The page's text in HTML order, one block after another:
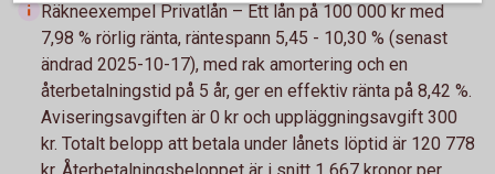
Räkneexempel Privatlån – Ett lån på 100 000 kr med
7,98 % rörlig ränta, räntespann 5,45 - 10,30 % (senast
ändrad 2025-10-17), med rak amortering och en
återbetalningstid på 5 år, ger en effektiv ränta på 8,42 %.
Aviseringsavgiften är 0 kr och uppläggningsavgift 300
kr. Totalt belopp att betala under lånets löptid är 120 778